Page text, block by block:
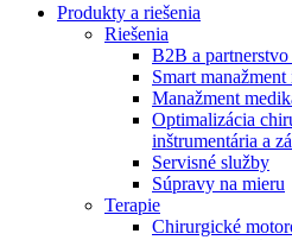
Produktový katalóg​
Objavte naše produkty.
Braun​ s našim kompletným
Zostaňte v dialógu s B.
Produkty a riešenia
Riešenia
B2B a
Smart
Manažment
Optimalizácia
inštrumentária a
Servisné služby
Súpravy na mieru
Terapie
Chirurgické